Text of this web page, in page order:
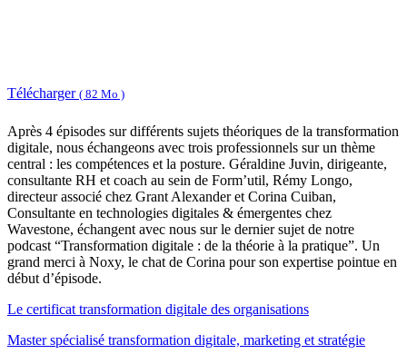
Télécharger ( 82 Mo )
Après 4 épisodes sur différents sujets théoriques de la transformation
digitale, nous échangeons avec trois professionnels sur un thème
central : les compétences et la posture. Géraldine Juvin, dirigeante,
consultante RH et coach au sein de Form’util, Rémy Longo,
directeur associé chez Grant Alexander et Corina Cuiban,
Consultante en technologies digitales & émergentes chez
Wavestone, échangent avec nous sur le dernier sujet de notre
podcast “Transformation digitale : de la théorie à la pratique”. Un
grand merci à Noxy, le chat de Corina pour son expertise pointue en
début d’épisode.
Le certificat transformation digitale des organisations
Master spécialisé transformation digitale, marketing et stratégie